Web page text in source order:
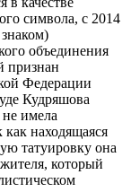
символа, с 2014
объединения
признан
Федерации
Кудряшова
имела
как находящаяся
татуировку она
который